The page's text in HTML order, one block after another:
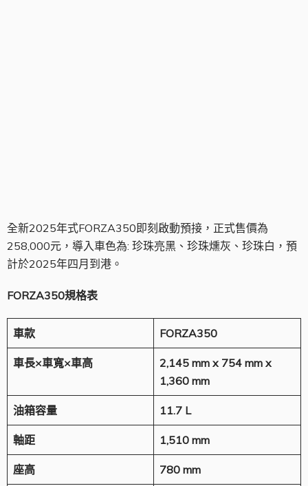
全新2025年式FORZA350即刻啟動預接，正式售價為
258,000元，導入車色為: 珍珠亮黑、珍珠燻灰、珍珠白，預
計於2025年四月到港。
FORZA350規格表
車款 FORZA350
車長×車寬×車高
2,145 mm x 754 mm x
1,360 mm
油箱容量 11.7 L
軸距 1,510 mm
座高 780 mm